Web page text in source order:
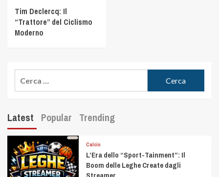
Tim Declercq: Il
“Trattore” del Ciclismo
Moderno
Latest Popular Trending
Calcio
L’Era dello “Sport-Tainment”: Il
Boom delle Leghe Create dagli